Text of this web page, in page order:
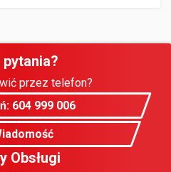
przez telefon?
604 999 006
Obsługi